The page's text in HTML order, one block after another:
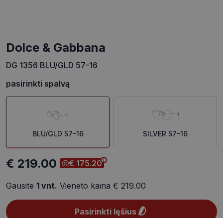
Dolce & Gabbana
DG 1356 BLU/GLD 57-16
pasirinkti spalvą
BLU/GLD 57-16 SILVER 57-16
€ 219.00 € 175.20
Gausite 1 vnt. Vieneto kaina € 219.00
Pasirinkti lęšius